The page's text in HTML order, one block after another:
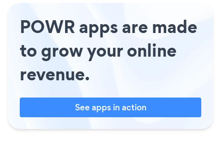
POWR apps are made
to grow your online
revenue.
See apps in action